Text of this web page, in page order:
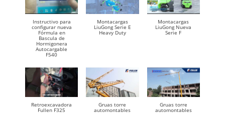
Instructivo para
configurar nueva
Fórmula en
Bascula de
Hormigonera
Autocargable
F540
Montacargas
LiuGong Serie E
Heavy Duty
Montacargas
LiuGong Nueva
Serie F
Retroexcavadora
Fullen F325
Gruas torre
automontables
Gruas torre
automontables